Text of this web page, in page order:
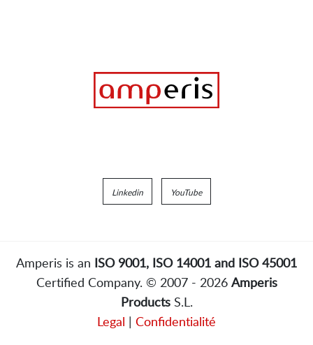
Linkedin YouTube
Amperis is an ISO 9001, ISO 14001 and ISO 45001
Certified Company. © 2007 - 2026 Amperis
ProductsS.L.
Legal | Confidentialité